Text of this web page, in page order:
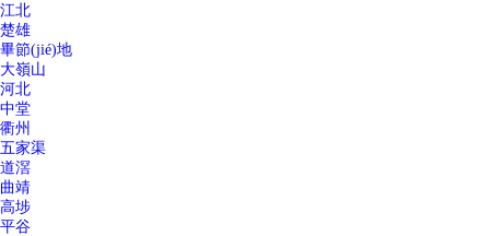
江北
楚雄
畢節(jié)地
大嶺山
河北
中堂
衢州
五家渠
道滘
曲靖
高埗
平谷